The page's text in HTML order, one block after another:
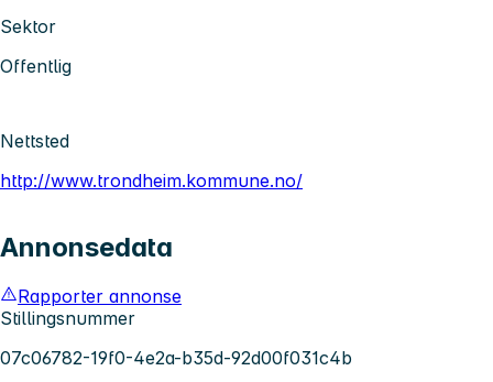
Sektor
Offentlig
Nettsted
http://www.trondheim.kommune.no/
Annonsedata
Rapporter annonse
Stillingsnummer
07c06782-19f0-4e2a-b35d-92d00f031c4b